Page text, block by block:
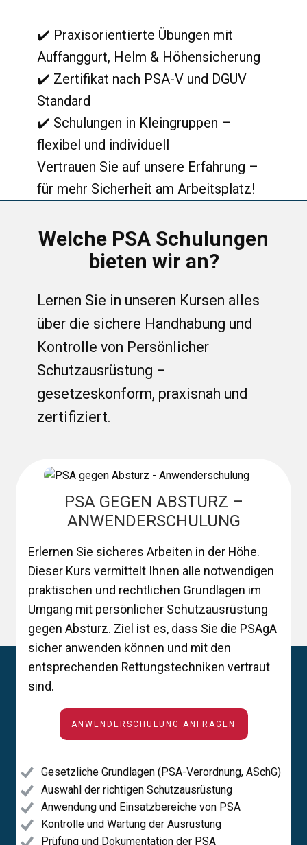
✔️ Praxisorientierte Übungen mit
Auffanggurt, Helm & Höhensicherung
✔️ Zertifikat nach PSA-V und DGUV
Standard
✔️ Schulungen in Kleingruppen –
flexibel und individuell
Vertrauen Sie auf unsere Erfahrung –
für mehr Sicherheit am Arbeitsplatz!
Welche PSA Schulungen
bieten wir an?
Lernen Sie in unseren Kursen alles
über die sichere Handhabung und
Kontrolle von Persönlicher
Schutzausrüstung –
gesetzeskonform, praxisnah und
zertifiziert.
PSA GEGEN ABSTURZ –
ANWENDERSCHULUNG
Erlernen Sie sicheres Arbeiten in der Höhe.
Dieser Kurs vermittelt Ihnen alle notwendigen
praktischen und rechtlichen Grundlagen im
Umgang mit persönlicher Schutzausrüstung
gegen Absturz. Ziel ist es, dass Sie die PSAgA
sicher anwenden können und mit den
entsprechenden Rettungstechniken vertraut
sind.
ANWENDERSCHULUNG ANFRAGEN
Gesetzliche Grundlagen (PSA-Verordnung, ASchG)
Auswahl der richtigen Schutzausrüstung
Anwendung und Einsatzbereiche von PSA
Kontrolle und Wartung der Ausrüstung
Prüfung und Dokumentation der PSA